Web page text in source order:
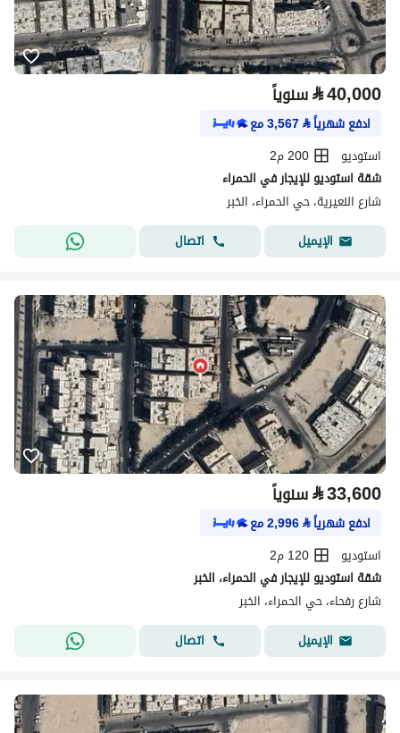
⃁40,000 سنوياً
ادفع شهرياً⃁
3,567مع
استوديو
200 م2
شقة استوديو للإيجار في الحمراء
شارع النعيرية، حي الحمراء، الخبر
الإيميل
اتصال
⃁33,600 سنوياً
ادفع شهرياً⃁
2,996مع
استوديو
120 م2
شقة استوديو للإيجار في الحمراء، الخبر
شارع رفحاء، حي الحمراء، الخبر
الإيميل
اتصال